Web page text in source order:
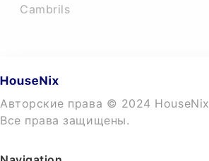
Cambrils
Авторские права © 2024 HouseNix
Все права защищены.